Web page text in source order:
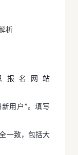
析
报名网站
用户”。填写
一致，包括大